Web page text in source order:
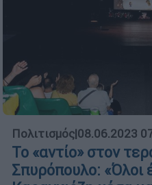
Πολιτισμός|08.06.2023
Το «αντίο» στον
Σπυρόπουλο: «Όλοι